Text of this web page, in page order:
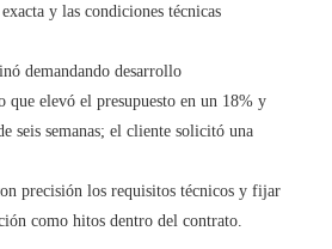
y las condiciones técnicas
demandando desarrollo
que elevó el presupuesto en un 18% y
seis semanas; el cliente solicitó una
precisión los requisitos técnicos y fijar
como hitos dentro del contrato.